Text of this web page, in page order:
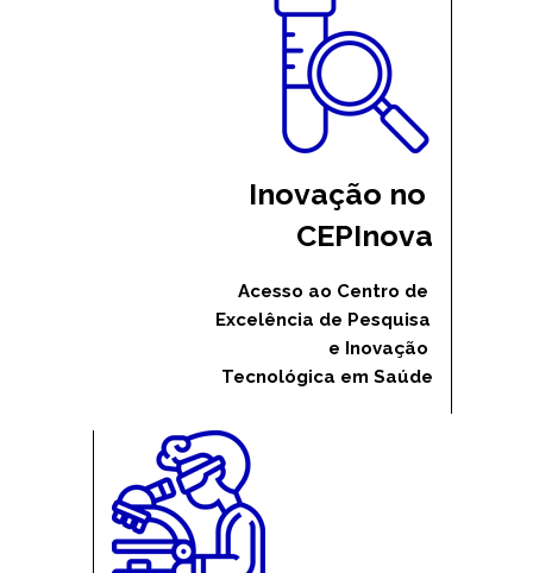
Inovação no
CEPInova
Acesso ao Centro de
Excelência de Pesquisa
e Inovação
Tecnológica em Saúde